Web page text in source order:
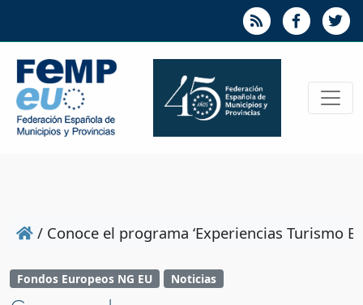
/ Conoce el programa ‘Experiencias Turismo
Fondos Europeos NG EU Noticias